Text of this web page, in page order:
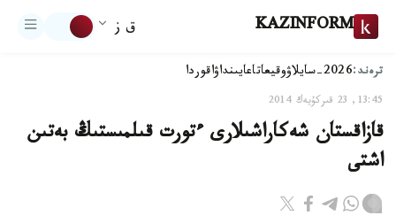
KAZINFORM ق ز
ترەند:2026-سايلاۋ وقيعاتاعايىنداۋاقوردا
13:45, 23 قىركۇيەك 2014
قازاقستان شەكاراشىلارى ءتورت قىلمىستىڭ بەتىن
اشتى